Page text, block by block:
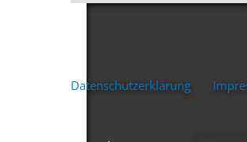
Datenschutzerklärung